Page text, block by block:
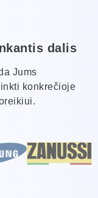
dalis
Jums
konkrečioje